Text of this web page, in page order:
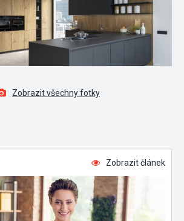
Zobrazit všechny fotky
Zobrazit článek